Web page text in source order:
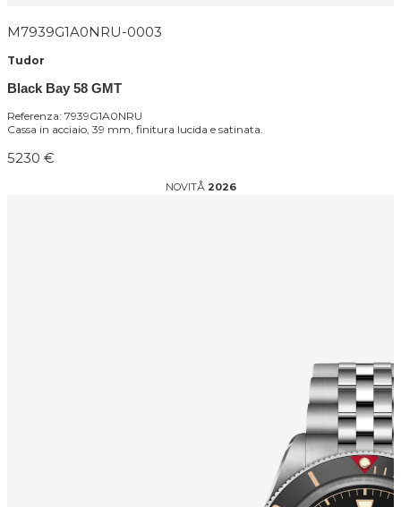
M7939G1A0NRU-0003
Tudor
Black Bay 58 GMT
Referenza: 7939G1A0NRU
Cassa in acciaio, 39 mm, finitura lucida e satinata.
5230 €
NOVITÅ 2026